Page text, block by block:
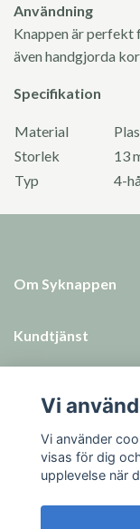
Användning
Knappen är perfekt
även handgjorda
Specifikation
Material
Storlek
13
Typ
4-
Om Syknappen
Kundtjänst
Sociala medier
Vi
Vi använder
visas för dig
upplevelse när